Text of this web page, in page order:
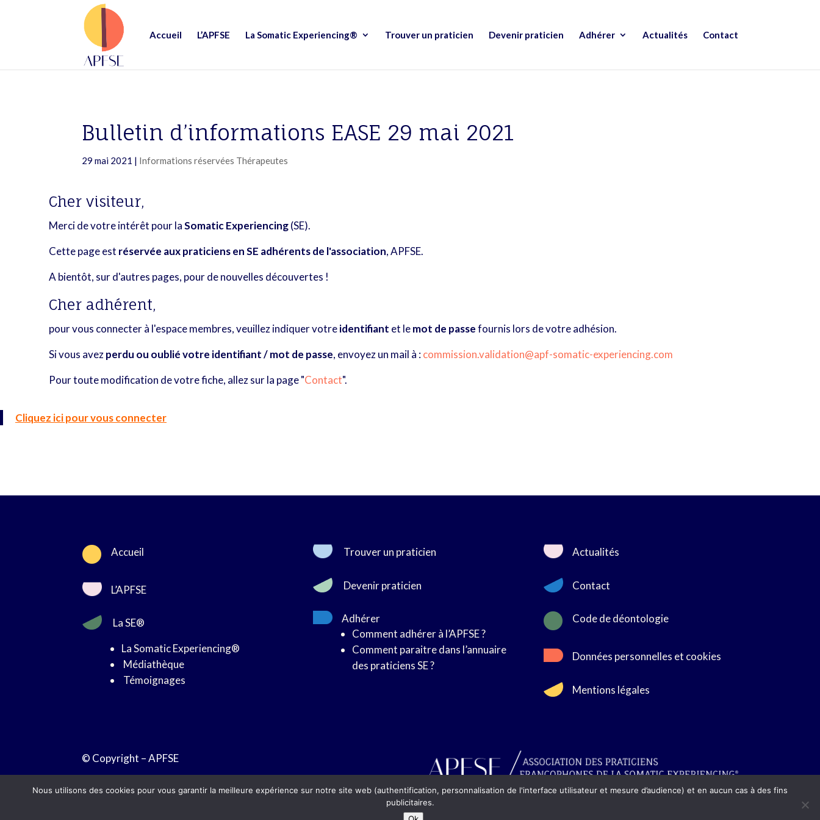
Accueil L’APFSE La Somatic Experiencing® Trouver un praticien Devenir praticien Adhérer Actualités Contact
Bulletin d’informations EASE 29 mai 2021
29 mai 2021 | Informations réservées Thérapeutes
Cher visiteur,
Merci de votre intérêt pour laSomatic Experiencing(SE).
Cette page est réservée aux praticiens en SE adhérents de l'association, APFSE.
A bientôt, sur d'autres pages, pour de nouvelles découvertes !
Cher adhérent,
pour vous connecter à l'espace membres, veuillez indiquer votreidentifiant et lemot de passefournis lors de votre adhésion.
Si vous avezperdu ou oublié votre identifiant / mot de passe, envoyez un mail à :commission.validation@apf-somatic-experiencing.com
Pour toute modification de votre fiche, allez sur la page "Contact".
Cliquez ici pour vous connecter
 Accueil
L’APFSE
La SE®
La Somatic Experiencing®
Médiathèque
Témoignages
Trouver un praticien
Devenir praticien
Adhérer
Comment adhérer à l’APFSE ?
Comment paraitre dans l’annuaire
des praticiens SE ?
Actualités
Contact
 Code de déontologie
Données personnelles et cookies
Mentions légales
© Copyright – APFSE
Nous utilisons des cookies pour vous garantir la meilleure expérience sur notre site web (authentification, personnalisation de l'interface utilisateur et mesure d’audience) et en aucun cas à des fins
publicitaires.